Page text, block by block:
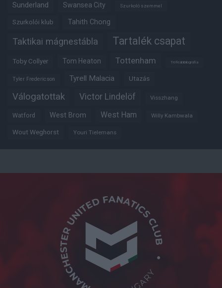
Sunderland Swansea City Szurkoló szemmel
Szurkolói klub Tahith Chong
Taktikai mágnestábla Tartalék csapat
Toby Collyer Tom Heaton Tottenham Trófeabibliográfia
Tyler Fredericson Tyrell Malacia Utazás
Válogatottak Victor Lindelöf Visszhang
Watford West Brom West Ham Willy Kambwala
Wout Weghorst Youri Tielemans